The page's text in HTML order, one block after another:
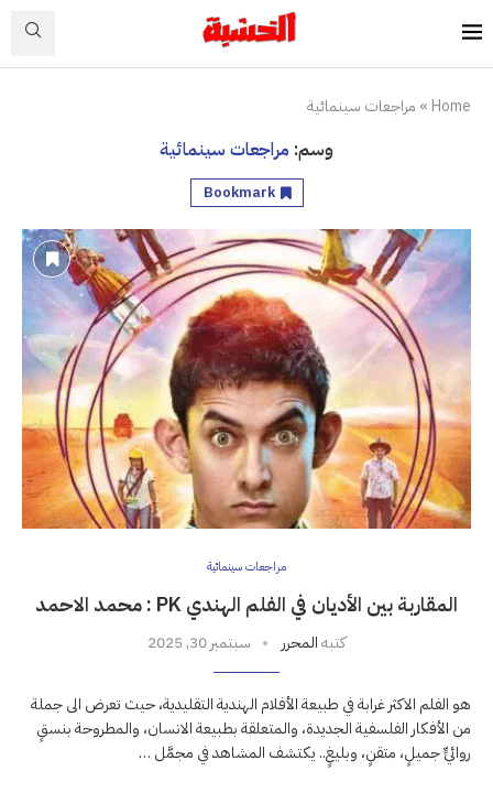
Home
» مراجعات سينمائية
وسم: مراجعات سينمائية
Bookmark
مراجعات سينمائية
المقاربة بين الأديان في الفلم الهندي PK : محمد الاحمد
كتبهالمحرر سبتمبر 30, 2025
هو الفلم الاكثر غرابة في طبيعة الأفلام الهندية التقليدية، حيث تعرض الى جملة
من الأفكار الفلسفية الجديدة، والمتعلقة بطبيعة الانسان، والمطروحة بنسقٍ
روائيٍّ جميلٍ، متقنٍ، وبليغٍ.. يكتشف المشاهد في مجمَّل …